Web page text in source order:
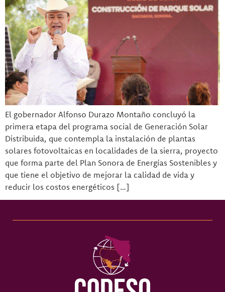
El gobernador Alfonso Durazo Montaño concluyó la
primera etapa del programa social de Generación Solar
Distribuida, que contempla la instalación de plantas
solares fotovoltaicas en localidades de la sierra, proyecto
que forma parte del Plan Sonora de Energías Sostenibles y
que tiene el objetivo de mejorar la calidad de vida y
reducir los costos energéticos […]